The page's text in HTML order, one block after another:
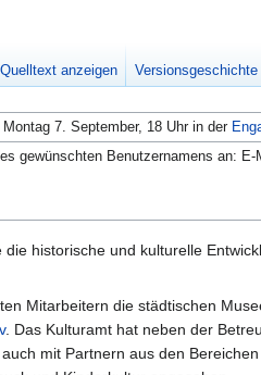
7. September, 18 Uhr in der
gewünschten Benutzernamens an: E-
die historische und kulturelle
Mitarbeitern die städtischen
. Das Kulturamt hat neben der
mit Partnern aus den
Quelltext anzeigen Versionsgeschichte